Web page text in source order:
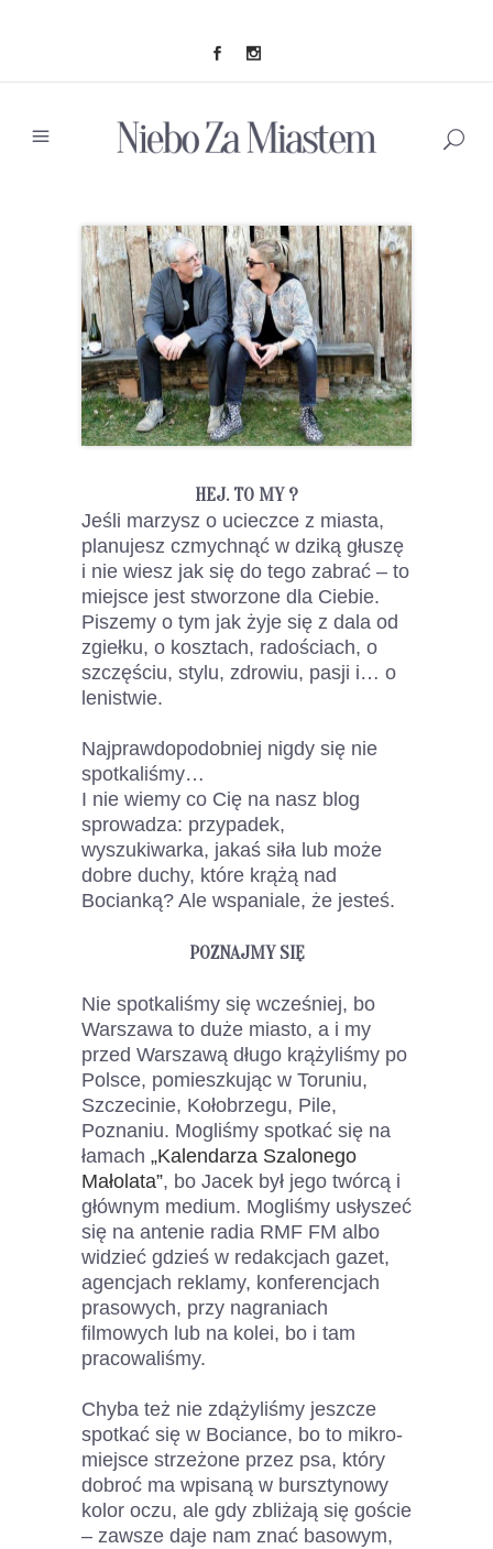
HEJ. TO MY ?
Jeśli marzysz o ucieczce z miasta,
planujesz czmychnąć w dziką głuszę
i nie wiesz jak się do tego zabrać – to
miejsce jest stworzone dla Ciebie.
Piszemy o tym jak żyje się z dala od
zgiełku, o kosztach, radościach, o
szczęściu, stylu, zdrowiu, pasji i… o
lenistwie.
Najprawdopodobniej nigdy się nie
spotkaliśmy…
I nie wiemy co Cię na nasz blog
sprowadza: przypadek,
wyszukiwarka, jakaś siła lub może
dobre duchy, które krążą nad
Bocianką? Ale wspaniale, że jesteś.
POZNAJMY SIĘ
Nie spotkaliśmy się wcześniej, bo
Warszawa to duże miasto, a i my
przed Warszawą długo krążyliśmy po
Polsce, pomieszkując w Toruniu,
Szczecinie, Kołobrzegu, Pile,
Poznaniu. Mogliśmy spotkać się na
łamach „Kalendarza Szalonego
Małolata”, bo Jacek był jego twórcą i
głównym medium. Mogliśmy usłyszeć
się na antenie radia RMF FM albo
widzieć gdzieś w redakcjach gazet,
agencjach reklamy, konferencjach
prasowych, przy nagraniach
filmowych lub na kolei, bo i tam
pracowaliśmy.
Chyba też nie zdążyliśmy jeszcze
spotkać się w Bociance, bo to mikro-
miejsce strzeżone przez psa, który
dobroć ma wpisaną w bursztynowy
kolor oczu, ale gdy zbliżają się goście
– zawsze daje nam znać basowym,